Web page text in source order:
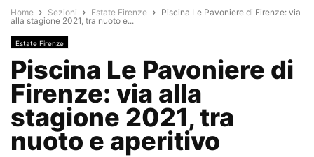
Home Sezioni Estate Firenze
Piscina Le Pavoniere di Firenze: via
alla stagione 2021, tra nuoto e...
Estate Firenze
Piscina Le Pavoniere di
Firenze: via alla
stagione 2021, tra
nuoto e aperitivo